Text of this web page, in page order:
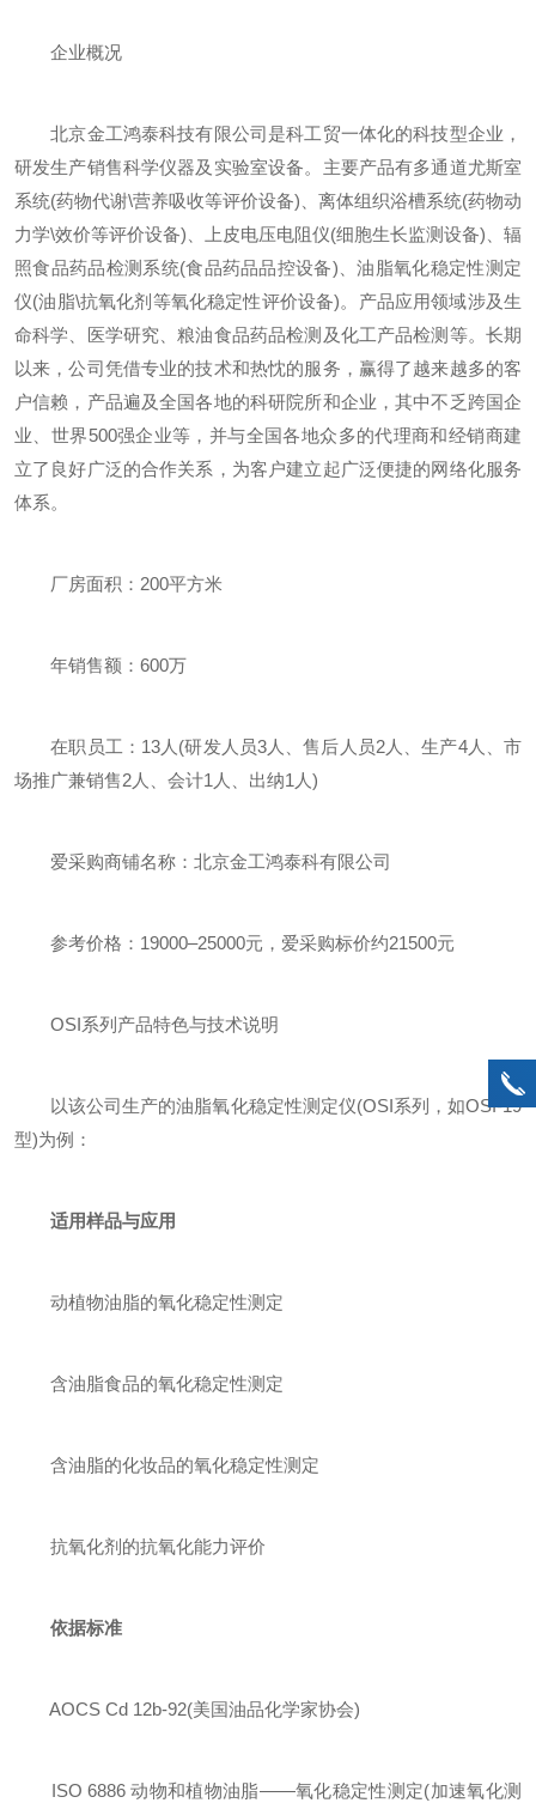
企业概况
北京金工鸿泰科技有限公司是科工贸一体化的科技型企业，
研发生产销售科学仪器及实验室设备。主要产品有多通道尤斯室
系统(药物代谢\营养吸收等评价设备)、离体组织浴槽系统(药物动
力学\效价等评价设备)、上皮电压电阻仪(细胞生长监测设备)、辐
照食品药品检测系统(食品药品品控设备)、油脂氧化稳定性测定
仪(油脂\抗氧化剂等氧化稳定性评价设备)。产品应用领域涉及生
命科学、医学研究、粮油食品药品检测及化工产品检测等。长期
以来，公司凭借专业的技术和热忱的服务，赢得了越来越多的客
户信赖，产品遍及全国各地的科研院所和企业，其中不乏跨国企
业、世界500强企业等，并与全国各地众多的代理商和经销商建
立了良好广泛的合作关系，为客户建立起广泛便捷的网络化服务
体系。
厂房面积：200平方米
年销售额：600万
在职员工：13人(研发人员3人、售后人员2人、生产4人、市
场推广兼销售2人、会计1人、出纳1人)
爱采购商铺名称：北京金工鸿泰科有限公司
参考价格：19000–25000元，爱采购标价约21500元
OSI系列产品特色与技术说明
以该公司生产的油脂氧化稳定性测定仪(OSI系列，如OSI-19
型)为例：
适用样品与应用
动植物油脂的氧化稳定性测定
含油脂食品的氧化稳定性测定
含油脂的化妆品的氧化稳定性测定
抗氧化剂的抗氧化能力评价
依据标准
AOCS Cd 12b‑92(美国油品化学家协会)
ISO 6886 动物和植物油脂——氧化稳定性测定(加速氧化测